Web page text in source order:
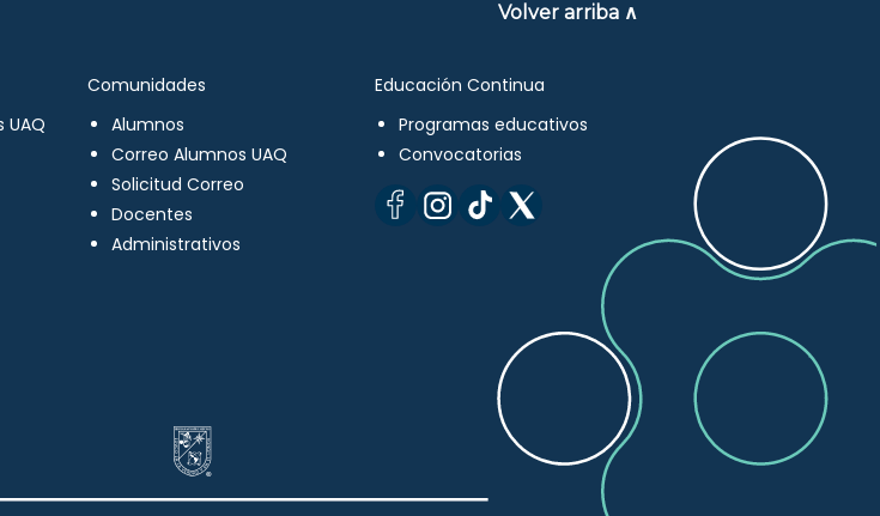
Volver arriba ∧
UAQ
Comunidades
Alumnos
Correo Alumnos UAQ
Solicitud Correo
Docentes
Administrativos
Educación Continua
Programas educativos
Convocatorias